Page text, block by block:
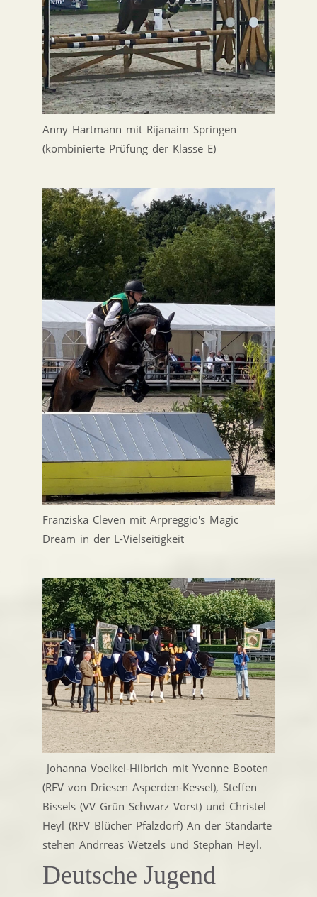
Anny Hartmann mit Rijanaim Springen
(kombinierte Prüfung der Klasse E)
Franziska Cleven mit Arpreggio's Magic
Dream in der L-Vielseitigkeit
Johanna Voelkel-Hilbrich mit Yvonne Booten
(RFV von Driesen Asperden-Kessel), Steffen
Bissels (VV Grün Schwarz Vorst) und Christel
Heyl (RFV Blücher Pfalzdorf) An der Standarte
stehen Andrreas Wetzels und Stephan Heyl.
Deutsche Jugend